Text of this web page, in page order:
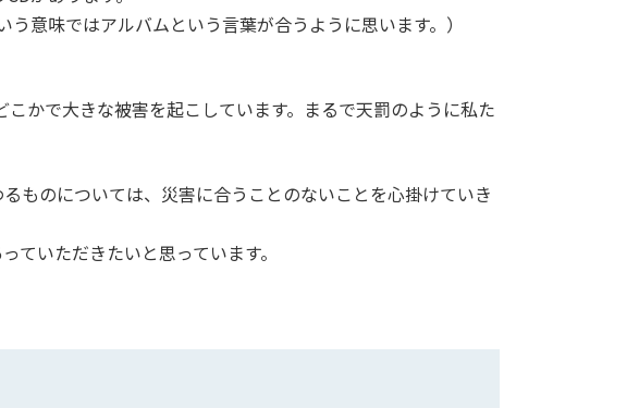
意味ではアルバムという言葉が合うように思います。）
かで大きな被害を起こしています。まるで天罰のように私た
ものについては、災害に合うことのないことを心掛けていき
いただきたいと思っています。